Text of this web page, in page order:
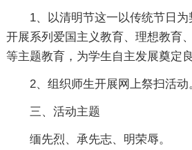
1、以清明节这一以传统节日
开展系列爱国主义教育、理想教育
等主题教育，为学生自主发展奠定良
2、组织师生开展网上祭扫活动
三、活动主题
缅先烈、承先志、明荣辱。